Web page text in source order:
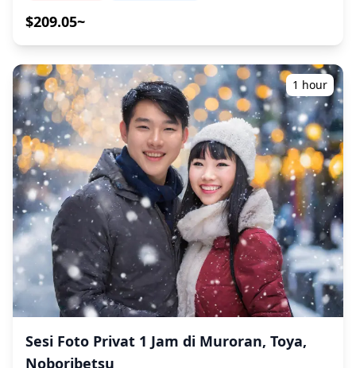
hari pemotretan, tiga opsi tersedia: (1) menjadwal ulang
(https://assets.hldycdn.com/afc9b132-f232-45b0-8066-
25be42434059.png)
Anda, menangkap komposisi alami dan mengidentifikasi
Anda dengan kami!) Benamkan diri Anda dalam
keindahan Danau Shikotsu yang masih alami, terkenal
dengan airnya yang jernih dan lanskap vulkanik yang
menakjubkan. Abadikan pantulan sempurna Gunung
Tarumae dan Gunung Fuppushi, warna air 'Shikotsu
Blue' yang terkenal, dan formasi es dramatis selama
Festival Es musim dingin. Sesi fotografi tersedia di mana
saja di Danau Shikotsu dan dapat dipesan hingga 3 hari
sebelumnya. Kami akan mengatur fotografer berbahasa
Inggris/Jepang. File asli 100+ foto dikirimkan dalam
waktu seminggu, dan Anda dapat memilih 10 foto favorit
Anda untuk dikirim ulang. Koreksi dilakukan untuk
membangkitkan suasana tertentu, dan jika diinginkan,
penyesuaian dapat dilakukan pada suasana hati dan
warna. Biarkan kami mengabadikan momen spesial
Anda di Danau Shikotsu melalui layanan fotografi kami!
◆ Informasi penting: ・Jika Anda terlambat tiba untuk
waktu pertemuan yang dijadwalkan, durasi pemotretan
dan jumlah foto yang dikirimkan dapat dikurangi. ・Jika
hujan diperkirakan akan turun di tempat pemotretan 3
$209.05~
1 hour
Sesi Foto Privat 1 Jam di Muroran, Toya,
Noboribetsu